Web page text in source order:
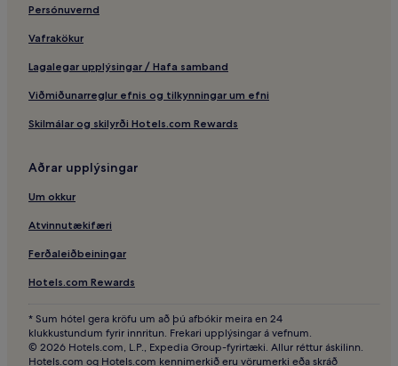
Sternschanze lestarstöðin – hótel í nágrenninu
Heildsölumarkaður Hamborgar – hótel í nágrenninu
Íslamska miðstöðin í Hamborg – hótel í nágrenninu
Bucerius Kunst Forum – hótel í nágrenninu
Planten un Blomen garðurinn – hótel í nágrenninu
Ráðhús Hamborgar – hótel í nágrenninu
Bismarck-Minnisvarðinn – hótel í nágrenninu
Hamborg – 4 stjörnu hótel
Hótel með ókeypis morgunverði – Hamborg
Ströndin Elbstrand – Hótel með líkamsrækt í nágrenninu
Hamburg Dammtor lestarstöðin – hótel í nágrenninu
Hamborg – 5 stjörnu hótel
Verslunarsvæðið Bleichenhof-Passage Hamburg – hótel í
Persónuvernd
Vafrakökur
Lagalegar upplýsingar / Hafa samband
Viðmiðunarreglur efnis og tilkynningar um efni
Skilmálar og skilyrði Hotels.com Rewards
Aðrar upplýsingar
Um okkur
Atvinnutækifæri
Ferðaleiðbeiningar
Hotels.com Rewards
* Sum hótel gera kröfu um að þú afbókir meira en 24
klukkustundum fyrir innritun. Frekari upplýsingar á vefnum.
© 2026 Hotels.com, L.P., Expedia Group-fyrirtæki. Allur réttur áskilinn.
Hotels.com og Hotels.com kennimerkið eru vörumerki eða skráð